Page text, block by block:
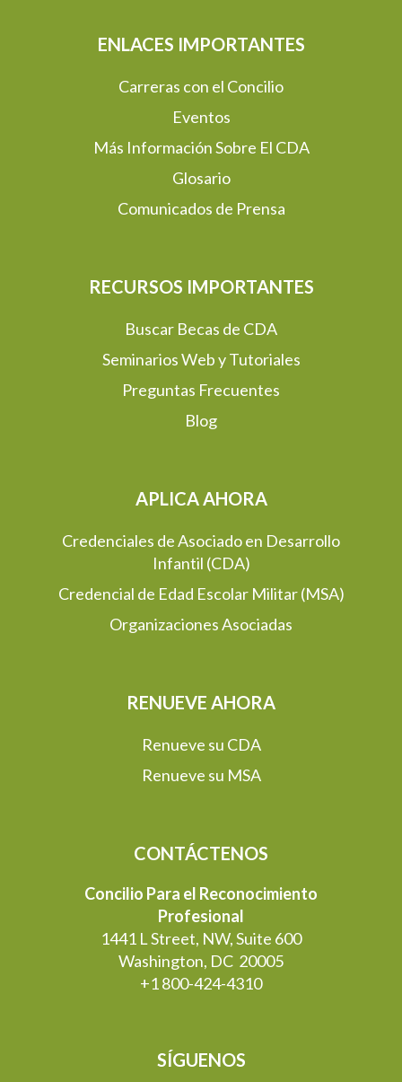
ENLACES IMPORTANTES
Carreras con el Concilio
Eventos
Más Información Sobre El CDA
Glosario
Comunicados de Prensa
RECURSOS IMPORTANTES
Buscar Becas de CDA
Seminarios Web y Tutoriales
Preguntas Frecuentes
Blog
APLICA AHORA
Credenciales de Asociado en Desarrollo
Infantil (CDA)
Credencial de Edad Escolar Militar (MSA)
Organizaciones Asociadas
RENUEVE AHORA
Renueve su CDA
Renueve su MSA
CONTÁCTENOS
Concilio Para el Reconocimiento
Profesional
1441 L Street, NW, Suite 600
Washington, DC 20005
+1 800-424-4310
SÍGUENOS